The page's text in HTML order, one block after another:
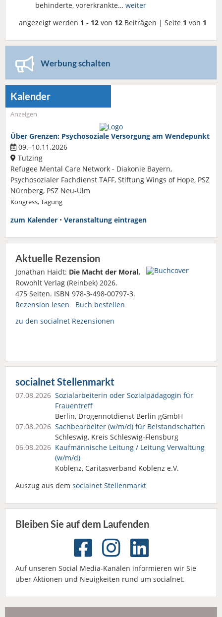
behinderte, vorerkrankte… weiter
angezeigt werden 1 - 12 von 12 Beiträgen | Seite 1 von 1
Werbung schalten
Kalender
Anzeigen
Über Grenzen: Psychosoziale Versorgung am Wendepunkt
09.–10.11.2026
Tutzing
Refugee Mental Care Network - Diakonie Bayern,
Psychosozialer Fachdienst TAFF, Stiftung Wings of Hope, PSZ
Nürnberg, PSZ Neu-Ulm
Kongress, Tagung
zum Kalender • Veranstaltung eintragen
Aktuelle Rezension
Jonathan Haidt: Die Macht der Moral.
Rowohlt Verlag (Reinbek) 2026.
475 Seiten. ISBN 978-3-498-00797-3.
Rezension lesen
Buch bestellen
zu den socialnet Rezensionen
socialnet Stellenmarkt
07.08.2026 Sozialarbeiterin oder Sozialpädagogin für
Frauentreff
Berlin, Drogennotdienst Berlin gGmbH
07.08.2026 Sachbearbeiter (w/m/d) für Beistandschaften
Schleswig, Kreis Schleswig-Flensburg
06.08.2026 Kaufmännische Leitung / Leitung Verwaltung
(w/m/d)
Koblenz, Caritasverband Koblenz e.V.
Auszug aus dem socialnet Stellenmarkt
Bleiben Sie auf dem Laufenden
Auf unseren Social Media-Kanälen informieren wir Sie
über Aktionen und Neuigkeiten rund um socialnet.